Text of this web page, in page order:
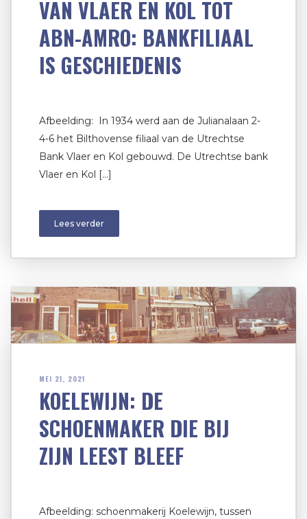
VAN VLAER EN KOL TOT
ABN-AMRO: BANKFILIAAL
IS GESCHIEDENIS
Afbeelding: In 1934 werd aan de Julianalaan 2-
4-6 het Bilthovense filiaal van de Utrechtse
Bank Vlaer en Kol gebouwd. De Utrechtse bank
Vlaer en Kol […]
Lees verder
MEI 21, 2021
KOELEWIJN: DE
SCHOENMAKER DIE BIJ
ZIJN LEEST BLEEF
Afbeelding: schoenmakerij Koelewijn, tussen